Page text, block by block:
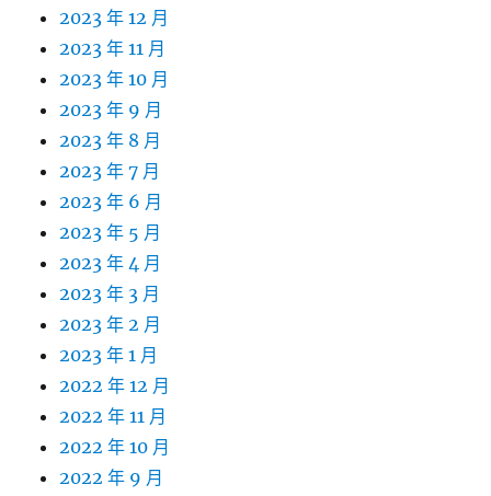
2023 年 12 月
2023 年 11 月
2023 年 10 月
2023 年 9 月
2023 年 8 月
2023 年 7 月
2023 年 6 月
2023 年 5 月
2023 年 4 月
2023 年 3 月
2023 年 2 月
2023 年 1 月
2022 年 12 月
2022 年 11 月
2022 年 10 月
2022 年 9 月